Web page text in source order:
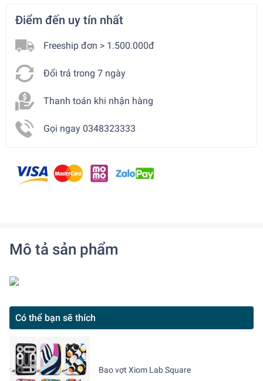
Điểm đến uy tín nhất
Freeship đơn > 1.500.000đ
Đổi trả trong 7 ngày
Thanh toán khi nhận hàng
Gọi ngay 0348323333
Mô tả sản phẩm
Có thể bạn sẽ thích
Bao vợt Xiom Lab Square